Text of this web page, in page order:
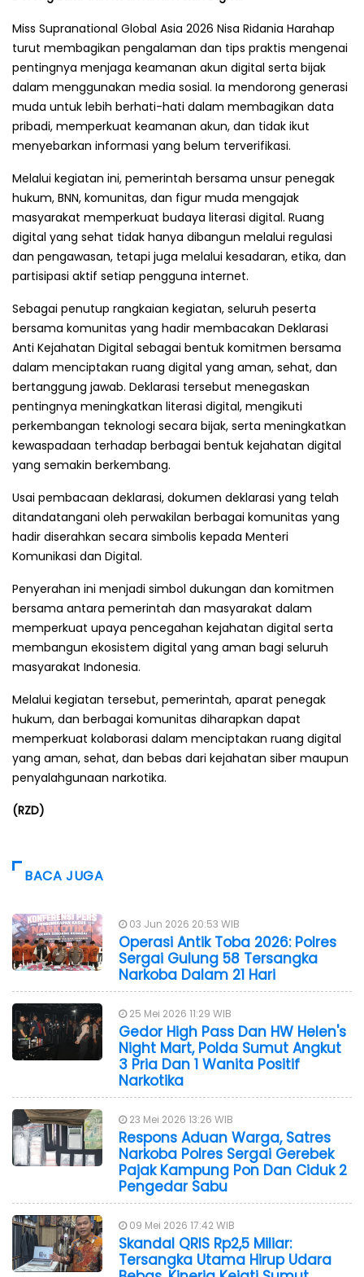
Miss Supranational Global Asia 2026 Nisa Ridania Harahap
turut membagikan pengalaman dan tips praktis mengenai
pentingnya menjaga keamanan akun digital serta bijak
dalam menggunakan media sosial. Ia mendorong generasi
muda untuk lebih berhati-hati dalam membagikan data
pribadi, memperkuat keamanan akun, dan tidak ikut
menyebarkan informasi yang belum terverifikasi.
Melalui kegiatan ini, pemerintah bersama unsur penegak
hukum, BNN, komunitas, dan figur muda mengajak
masyarakat memperkuat budaya literasi digital. Ruang
digital yang sehat tidak hanya dibangun melalui regulasi
dan pengawasan, tetapi juga melalui kesadaran, etika, dan
partisipasi aktif setiap pengguna internet.
Sebagai penutup rangkaian kegiatan, seluruh peserta
bersama komunitas yang hadir membacakan Deklarasi
Anti Kejahatan Digital sebagai bentuk komitmen bersama
dalam menciptakan ruang digital yang aman, sehat, dan
bertanggung jawab. Deklarasi tersebut menegaskan
pentingnya meningkatkan literasi digital, mengikuti
perkembangan teknologi secara bijak, serta meningkatkan
kewaspadaan terhadap berbagai bentuk kejahatan digital
yang semakin berkembang.
Usai pembacaan deklarasi, dokumen deklarasi yang telah
ditandatangani oleh perwakilan berbagai komunitas yang
hadir diserahkan secara simbolis kepada Menteri
Komunikasi dan Digital.
Penyerahan ini menjadi simbol dukungan dan komitmen
bersama antara pemerintah dan masyarakat dalam
memperkuat upaya pencegahan kejahatan digital serta
membangun ekosistem digital yang aman bagi seluruh
masyarakat Indonesia.
Melalui kegiatan tersebut, pemerintah, aparat penegak
hukum, dan berbagai komunitas diharapkan dapat
memperkuat kolaborasi dalam menciptakan ruang digital
yang aman, sehat, dan bebas dari kejahatan siber maupun
penyalahgunaan narkotika.
(RZD)
BACA JUGA
03 Jun 2026 20:53 WIB
Operasi Antik Toba 2026: Polres
Sergai Gulung 58 Tersangka
Narkoba Dalam 21 Hari
25 Mei 2026 11:29 WIB
Gedor High Pass Dan HW Helen's
Night Mart, Polda Sumut Angkut
3 Pria Dan 1 Wanita Positif
Narkotika
23 Mei 2026 13:26 WIB
Respons Aduan Warga, Satres
Narkoba Polres Sergai Gerebek
Pajak Kampung Pon Dan Ciduk 2
Pengedar Sabu
09 Mei 2026 17:42 WIB
Skandal QRIS Rp2,5 Miliar:
Tersangka Utama Hirup Udara